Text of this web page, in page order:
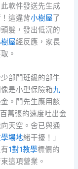
軟件發送先生成
這違背小樹屋了
髮，發出低沉的
屋經反應，家長
。
部門班級的部牛
是小型保險箱九
。門先生應用該
萬張的速度吐出金
天空。舍已與通
場地緒干擾！」
1對1教學標價的
這項營業。